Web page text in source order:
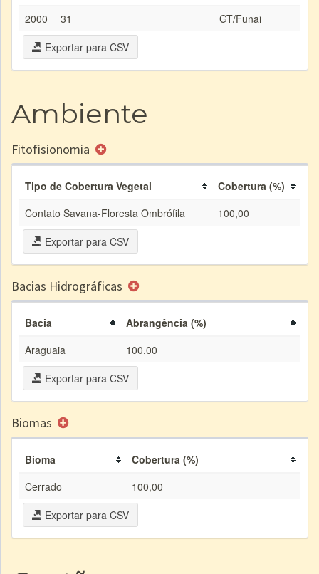
2000
31
GT/Funai
Exportar para CSV
Ambiente
Fitofisionomia
Tipo de Cobertura Vegetal
Cobertura (%)
Contato Savana-Floresta Ombrófila
100,00
Exportar para CSV
Bacias Hidrográficas
Bacia
Abrangência (%)
Araguaia
100,00
Exportar para CSV
Biomas
Bioma
Cobertura (%)
Cerrado
100,00
Exportar para CSV